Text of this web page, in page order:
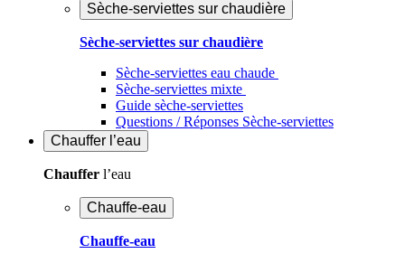
Sèche-serviettes sur chaudière
Sèche-serviettes sur chaudière
Sèche-serviettes eau chaude
Sèche-serviettes mixte
Guide sèche-serviettes
Questions / Réponses Sèche-serviettes
Chauffer l’eau
Chauffer l’eau
Chauffe-eau
Chauffe-eau